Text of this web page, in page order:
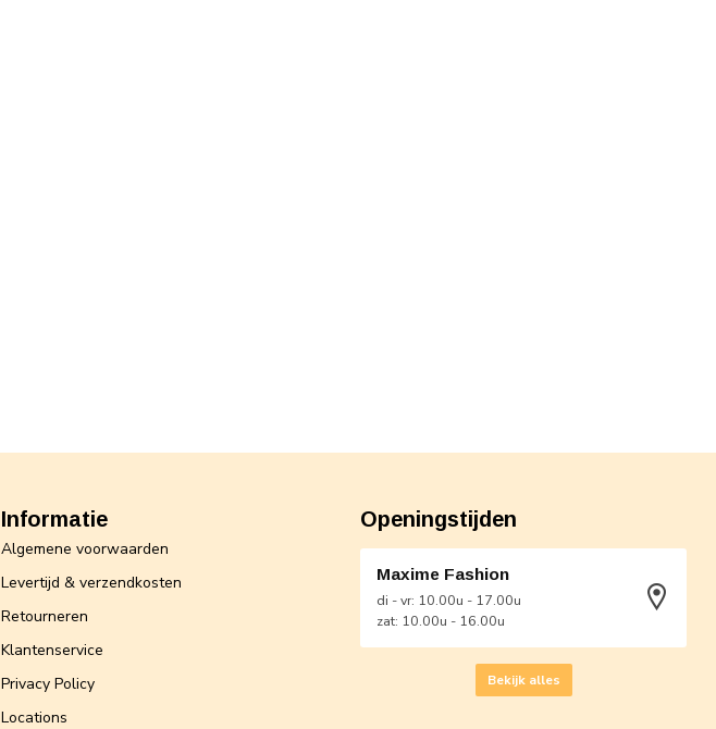
Informatie
Algemene voorwaarden
Levertijd & verzendkosten
Retourneren
Klantenservice
Privacy Policy
Locations
Openingstijden
Maxime Fashion
di - vr: 10.00u - 17.00u
zat: 10.00u - 16.00u
Bekijk alles